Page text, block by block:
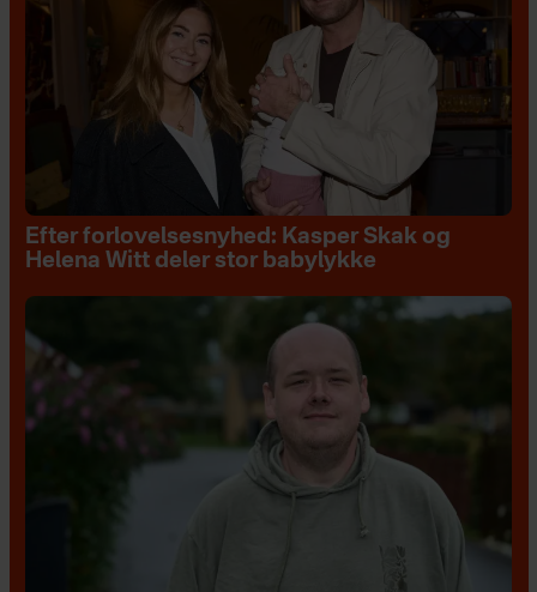
Efter forlovelsesnyhed: Kasper Skak og
Helena Witt deler stor babylykke